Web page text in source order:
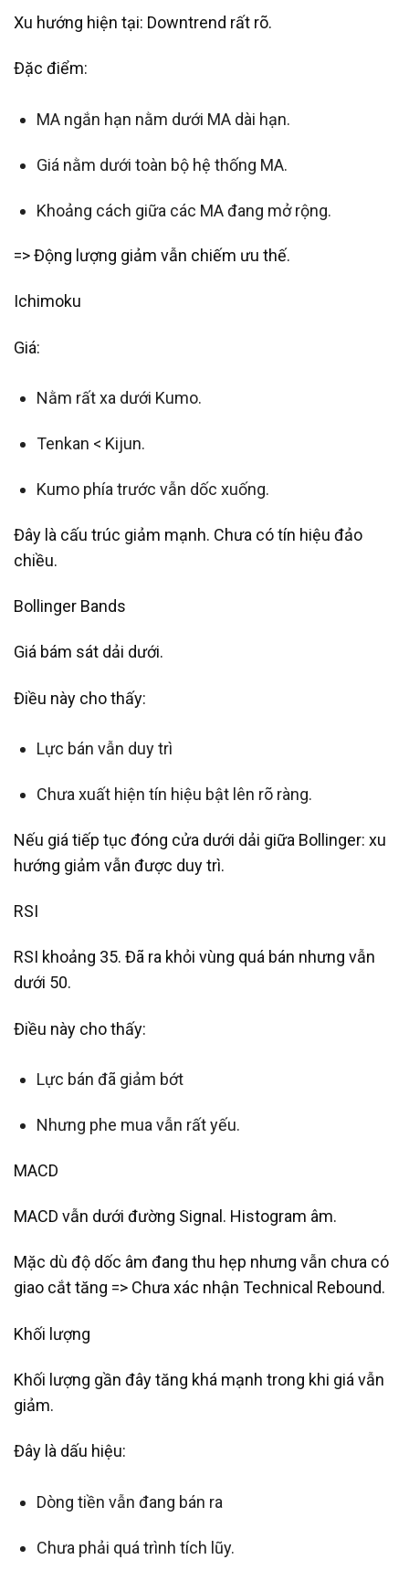
Xu hướng hiện tại: Downtrend rất rõ.
Đặc điểm:
MA ngắn hạn nằm dưới MA dài hạn.
Giá nằm dưới toàn bộ hệ thống MA.
Khoảng cách giữa các MA đang mở rộng.
=> Động lượng giảm vẫn chiếm ưu thế.
Ichimoku
Giá:
Nằm rất xa dưới Kumo.
Tenkan < Kijun.
Kumo phía trước vẫn dốc xuống.
Đây là cấu trúc giảm mạnh. Chưa có tín hiệu đảo
chiều.
Bollinger Bands
Giá bám sát dải dưới.
Điều này cho thấy:
Lực bán vẫn duy trì
Chưa xuất hiện tín hiệu bật lên rõ ràng.
Nếu giá tiếp tục đóng cửa dưới dải giữa Bollinger: xu
hướng giảm vẫn được duy trì.
RSI
RSI khoảng 35. Đã ra khỏi vùng quá bán nhưng vẫn
dưới 50.
Điều này cho thấy:
Lực bán đã giảm bớt
Nhưng phe mua vẫn rất yếu.
MACD
MACD vẫn dưới đường Signal. Histogram âm.
Mặc dù độ dốc âm đang thu hẹp nhưng vẫn chưa có
giao cắt tăng => Chưa xác nhận Technical Rebound.
Khối lượng
Khối lượng gần đây tăng khá mạnh trong khi giá vẫn
giảm.
Đây là dấu hiệu:
Dòng tiền vẫn đang bán ra
Chưa phải quá trình tích lũy.